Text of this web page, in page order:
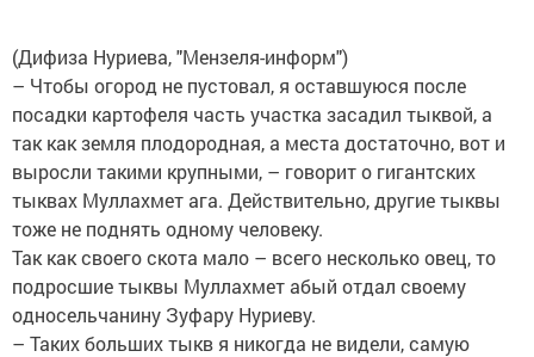
(Дифиза Нуриева, "Мензеля-информ")
– Чтобы огород не пустовал, я оставшуюся после
посадки картофеля часть участка засадил тыквой, а
так как земля плодородная, а места достаточно, вот и
выросли такими крупными, – говорит о гигантских
тыквах Муллахмет ага. Действительно, другие тыквы
тоже не поднять одному человеку.
Так как своего скота мало – всего несколько овец, то
подросшие тыквы Муллахмет абый отдал своему
односельчанину Зуфару Нуриеву.
– Таких больших тыкв я никогда не видели, самую